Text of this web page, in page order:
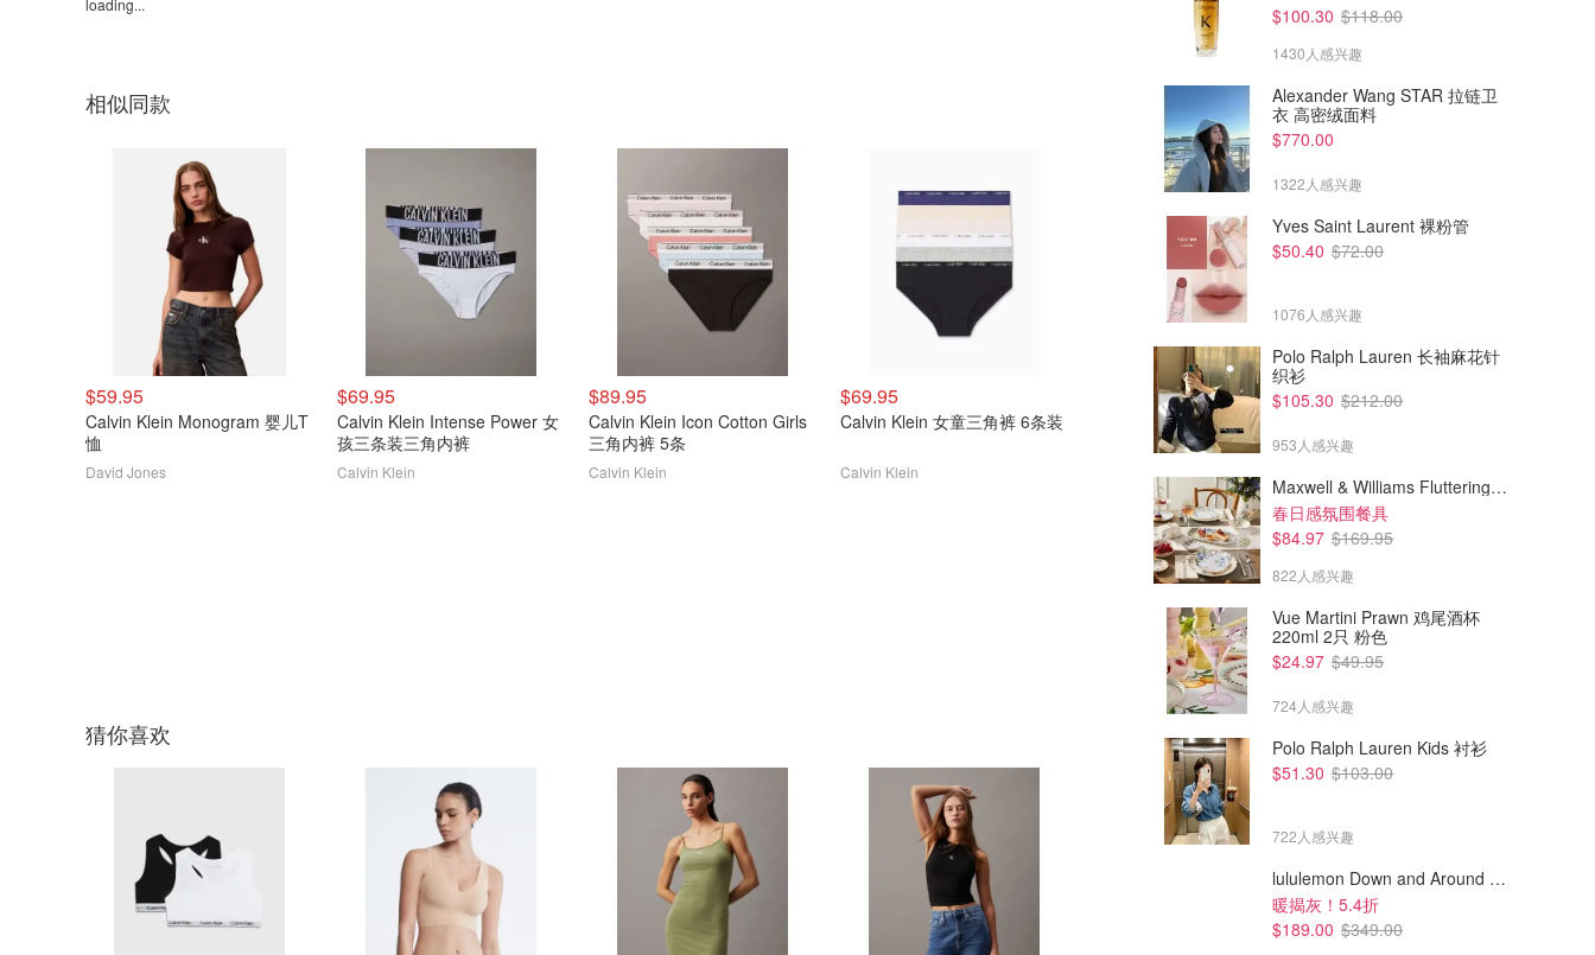
loading...
相似同款
$59.95
Calvin Klein Monogram 婴儿T
恤
David Jones
$69.95
Calvin Klein Intense Power 女
孩三条装三角内裤
Calvin Klein
$89.95
Calvin Klein Icon Cotton Girls
三角内裤 5条
Calvin Klein
$69.95
Calvin Klein 女童三角裤 6条装
Calvin Klein
Calvin Klein 儿童棉质比基尼内
$39.95
件装
猜你喜欢
$100.30 $118.00
1430人感兴趣
Alexander Wang STAR 拉链卫
衣 高密绒面料
$770.00
1322人感兴趣
Yves Saint Laurent 裸粉管
$50.40 $72.00
1076人感兴趣
Polo Ralph Lauren 长袖麻花针
织衫
$105.30 $212.00
953人感兴趣
Maxwell & Williams Fluttering Meadow 12件餐具套装
春日感氛围餐具
$84.97 $169.95
822人感兴趣
Vue Martini Prawn 鸡尾酒杯
220ml 2只 粉色
$24.97 $49.95
724人感兴趣
Polo Ralph Lauren Kids 衬衫
$51.30 $103.00
722人感兴趣
lululemon Down and Around 羽绒夹克
暖揭灰！5.4折
$189.00 $349.00